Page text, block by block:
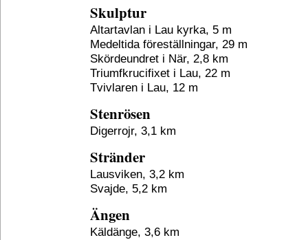
Skulptur
Altartavlan i Lau kyrka, 5 m
Medeltida föreställningar, 29 m
Skördeundret i När, 2,8 km
Triumfkrucifixet i Lau, 22 m
Tvivlaren i Lau, 12 m
Stenrösen
Digerrojr, 3,1 km
Stränder
Lausviken, 3,2 km
Svajde, 5,2 km
Ängen
Käldänge, 3,6 km